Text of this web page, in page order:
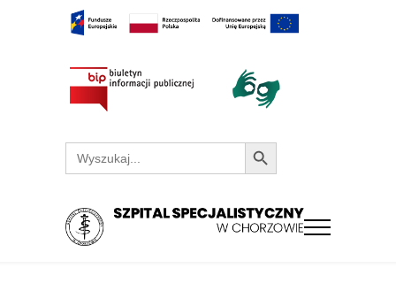
Search
for:
Search Button